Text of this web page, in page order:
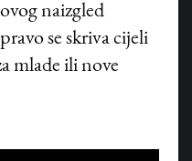
naizgled
se skriva cijeli
mlade ili nove